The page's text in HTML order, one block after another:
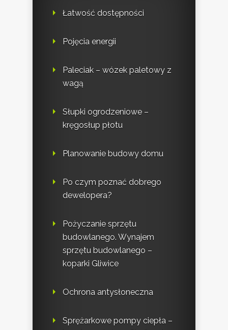
Łatwość dostępności
Pojęcia energii
Paleciak – wózek paletowy z
wagą
Słupki ogrodzeniowe –
kręgosłup płotu
Planowanie budowy domu
Po czym poznać dobrego
dewelopera?
Pożyczanie sprzętu
budowlanego. Wynajem
sprzętu budowlanego –
koparki Gliwice
Ochrona antysłoneczna
Sprężarkowe pompy ciepła –